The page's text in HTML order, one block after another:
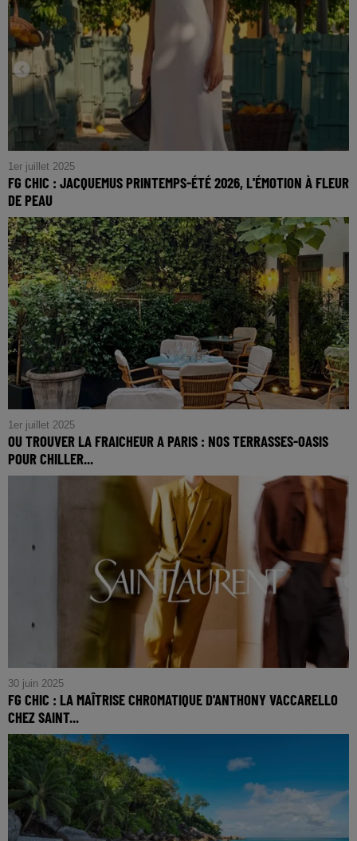
1er juillet 2025
FG CHIC : JACQUEMUS PRINTEMPS-ÉTÉ 2026, L'ÉMOTION À FLEUR
DE PEAU
FG CHIC : Jacquemus Printemps-Été 2026, L'Émotion à
Fleur de Peau
1er juillet 2025
OU TROUVER LA FRAICHEUR A PARIS : NOS TERRASSES-OASIS
POUR CHILLER...
30 juin 2025
FG CHIC : LA MAÎTRISE CHROMATIQUE D'ANTHONY VACCARELLO
CHEZ SAINT...
FG CHIC : La Maîtrise Chromatique d'Anthony Vaccarello
chez Saint Laurent